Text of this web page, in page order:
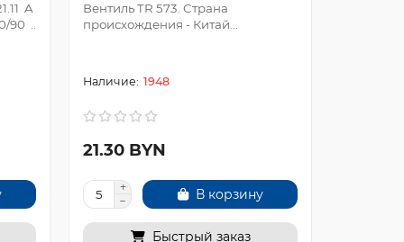
A
90 ..
Вентиль TR 573. Страна
происхождения - Китай...
1948
21.30 BYN
В корзину
Быстрый заказ